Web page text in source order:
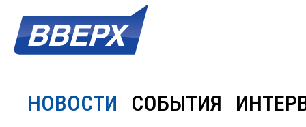
НОВОСТИ СОБЫТИЯ